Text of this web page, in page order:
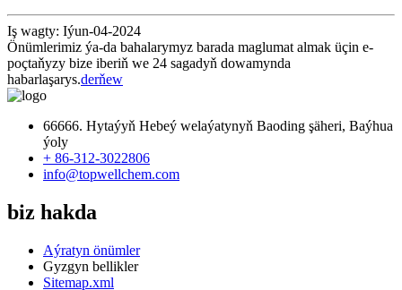
Iş wagty: Iýun-04-2024
Önümlerimiz ýa-da bahalarymyz barada maglumat almak üçin e-
poçtaňyzy bize iberiň we 24 sagadyň dowamynda
habarlaşarys.derňew
66666. Hytaýyň Hebeý welaýatynyň Baoding şäheri, Baýhua
ýoly
+ 86-312-3022806
info@topwellchem.com
biz hakda
Aýratyn önümler
Gyzgyn bellikler
Sitemap.xml